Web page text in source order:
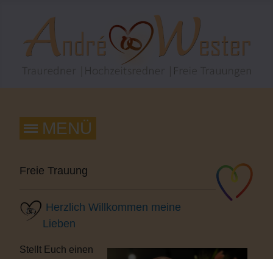
Freie Trauung
Herzlich Willkommen meine
Lieben
Stellt Euch einen